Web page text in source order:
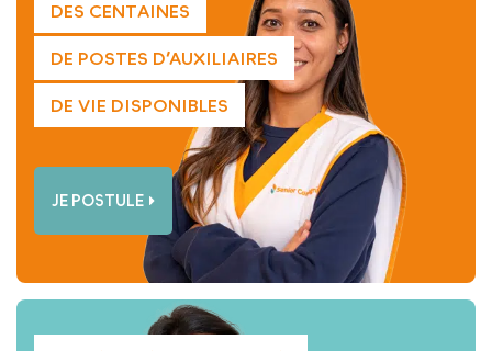
DES CENTAINES
DE POSTES D’AUXILIAIRES
DE VIE DISPONIBLES
JE POSTULE